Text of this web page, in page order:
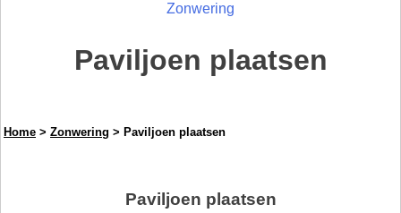
Zonwering
Paviljoen plaatsen
Home > Zonwering > Paviljoen plaatsen
Paviljoen plaatsen